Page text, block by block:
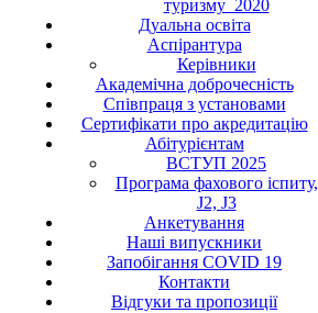
туризму_2020
Дуальна освіта
Аспірантура
Керівники
Академічна доброчесність
Співпраця з установами
Сертифікати про акредитацію
Абітурієнтам
ВСТУП 2025
Програма фахового іспиту,
J2, J3
Анкетування
Наші випускники
Запобігання COVID 19
Контакти
Відгуки та пропозиції